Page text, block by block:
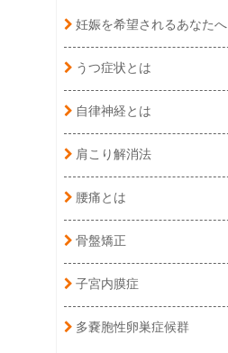
妊娠を希望されるあなたへ
うつ症状とは
自律神経とは
肩こり解消法
腰痛とは
骨盤矯正
子宮内膜症
多嚢胞性卵巣症候群